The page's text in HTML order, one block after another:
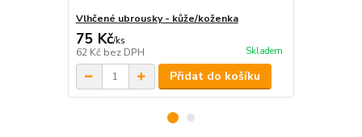
Vlhčené ubrousky - kůže/koženka
75 Kč/ks
62 Kč bez DPH Skladem
Přidat do košíku